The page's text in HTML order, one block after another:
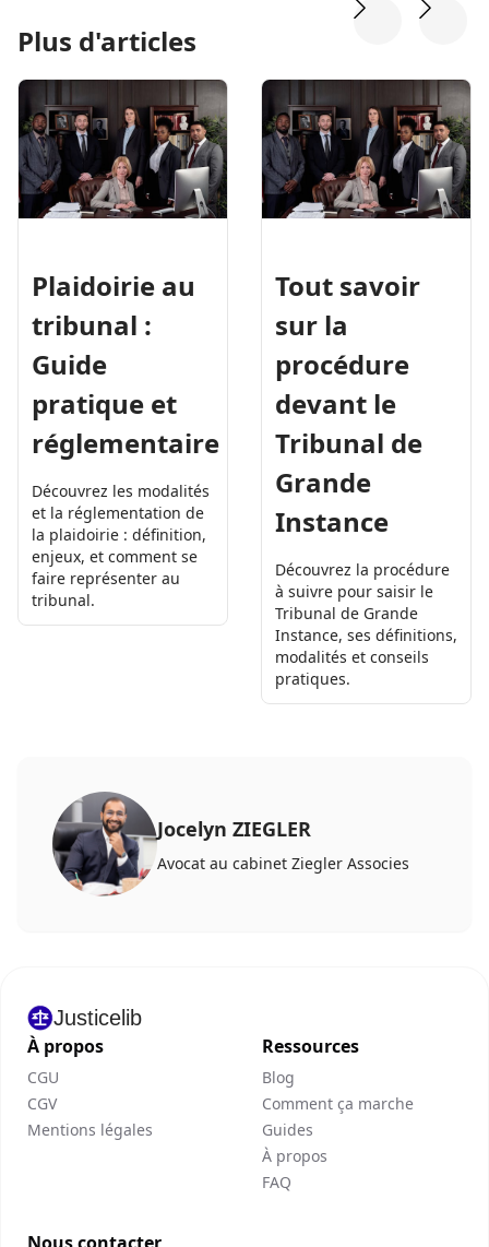
Plus d'articles
Plaidoirie au
tribunal :
Guide
pratique et
réglementaire
Découvrez les modalités
et la réglementation de
la plaidoirie : définition,
enjeux, et comment se
faire représenter au
tribunal.
Tout savoir
sur la
procédure
devant le
Tribunal de
Grande
Instance
Découvrez la procédure
à suivre pour saisir le
Tribunal de Grande
Instance, ses définitions,
modalités et conseils
pratiques.
Jocelyn ZIEGLER
Avocat au cabinet Ziegler Associes
Justicelib
À propos
CGU
CGV
Mentions légales
Ressources
Blog
Comment ça marche
Guides
À propos
FAQ